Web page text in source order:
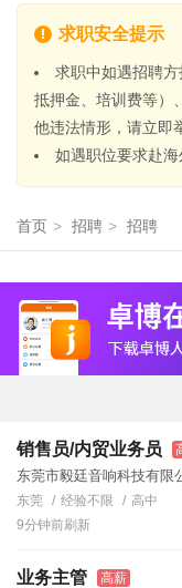
求职安全提示
求职中如遇招聘
抵押金、培训费等）
他违法情形，请立即
如遇职位要求赴海
首页 > 招聘 > 招聘
销售员/内贸业务员
东莞市毅廷音响科技有限
东莞 经验不限
高中
9分钟前刷新
业务主管 高薪